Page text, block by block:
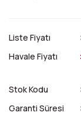
Liste Fiyatı
Havale Fiyatı
Stok Kodu
Garanti Süresi